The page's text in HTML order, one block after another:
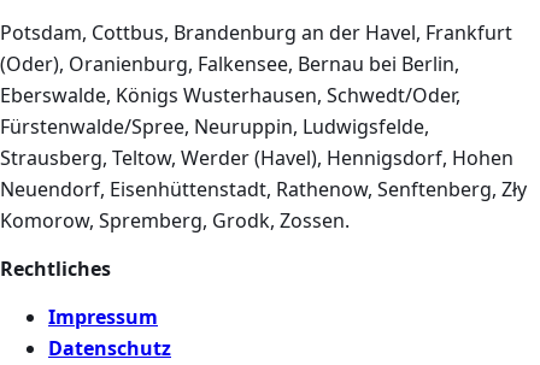
Potsdam, Cottbus, Brandenburg an der Havel, Frankfurt
(Oder), Oranienburg, Falkensee, Bernau bei Berlin,
Eberswalde, Königs Wusterhausen, Schwedt/Oder,
Fürstenwalde/Spree, Neuruppin, Ludwigsfelde,
Strausberg, Teltow, Werder (Havel), Hennigsdorf, Hohen
Neuendorf, Eisenhüttenstadt, Rathenow, Senftenberg, Zły
Komorow, Spremberg, Grodk, Zossen.
Rechtliches
Impressum
Datenschutz